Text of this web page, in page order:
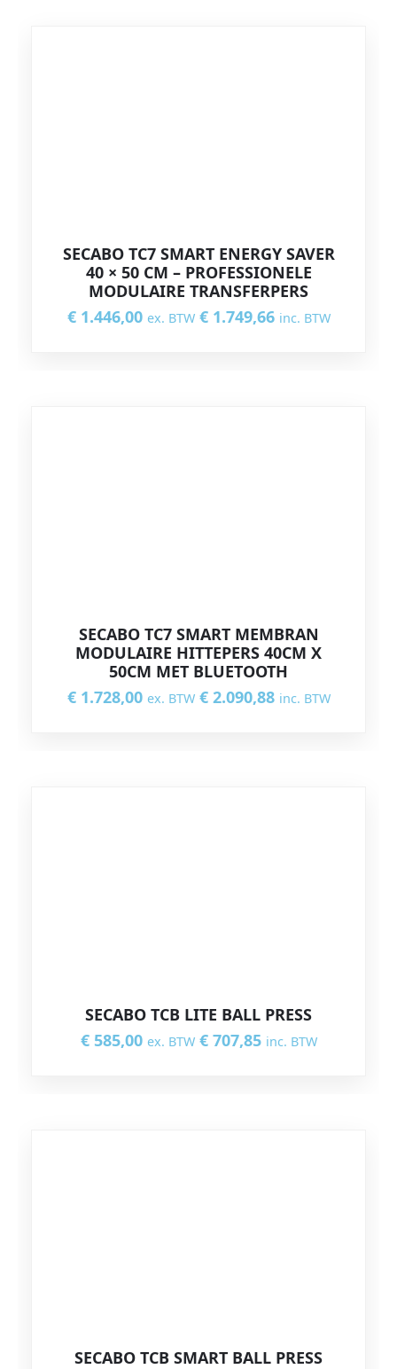
SECABO TC7 SMART ENERGY SAVER
40 × 50 CM – PROFESSIONELE
MODULAIRE TRANSFERPERS
€1.446,00 ex. BTW €1.749,66 inc. BTW
SECABO TC7 SMART MEMBRAN
MODULAIRE HITTEPERS 40CM X
50CM MET BLUETOOTH
€1.728,00 ex. BTW €2.090,88 inc. BTW
SECABO TCB LITE BALL PRESS
€585,00 ex. BTW €707,85 inc. BTW
SECABO TCB SMART BALL PRESS